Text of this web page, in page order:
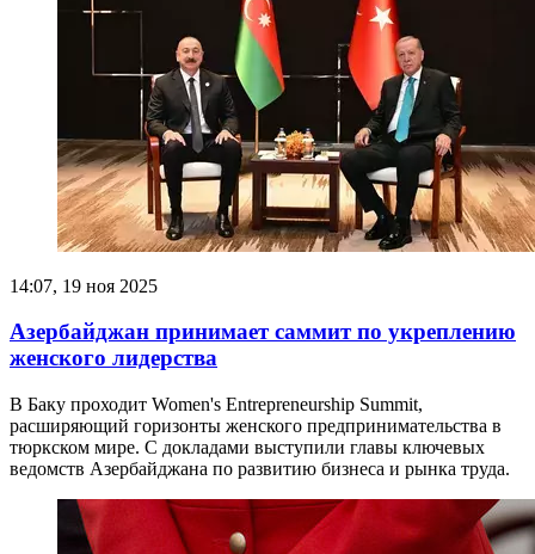
14:07, 19 ноя 2025
Азербайджан принимает саммит по укреплению
женского лидерства
В Баку проходит Women's Entrepreneurship Summit,
расширяющий горизонты женского предпринимательства в
тюркском мире. С докладами выступили главы ключевых
ведомств Азербайджана по развитию бизнеса и рынка труда.